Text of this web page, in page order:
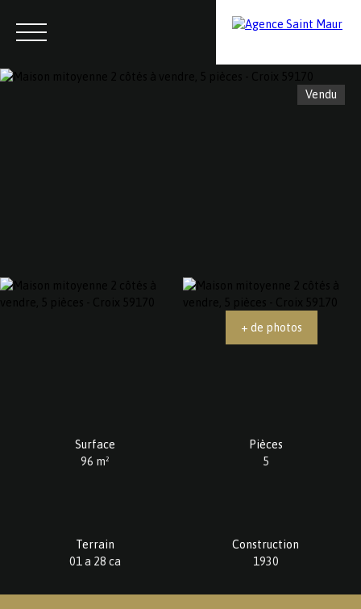
Vendu
+ de photos
Surface
96 m²
Pièces
5
Terrain
01 a 28 ca
Construction
1930